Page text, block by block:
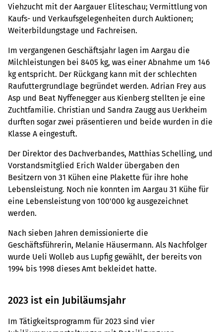
Viehzucht mit der Aargauer Eliteschau; Vermittlung von
Kaufs- und Verkaufsgelegenheiten durch Auktionen;
Weiterbildungstage und Fachreisen.
Im vergangenen Geschäftsjahr lagen im Aargau die
Milchleistungen bei 8405 kg, was einer Abnahme um 146
kg entspricht. Der Rückgang kann mit der schlechten
Raufuttergrundlage begründet werden. Adrian Frey aus
Asp und Beat Nyffenegger aus Kienberg stellten je eine
Zuchtfamilie. Christian und Sandra Zaugg aus Uerkheim
durften sogar zwei präsentieren und beide wurden in die
Klasse A eingestuft.
Der Direktor des Dachverbandes, Matthias Schelling, und
Vorstandsmitglied Erich Walder übergaben den
Besitzern von 31 Kühen eine Plakette für ihre hohe
Lebensleistung. Noch nie konnten im Aargau 31 Kühe für
eine Lebensleistung von 100'000 kg ausgezeichnet
werden.
Nach sieben Jahren demissionierte die
Geschäftsführerin, Melanie Häusermann. Als Nachfolger
wurde Ueli Wolleb aus Lupfig gewählt, der bereits von
1994 bis 1998 dieses Amt bekleidet hatte.
2023 ist ein Jubiläumsjahr
Im Tätigkeitsprogramm für 2023 sind vier